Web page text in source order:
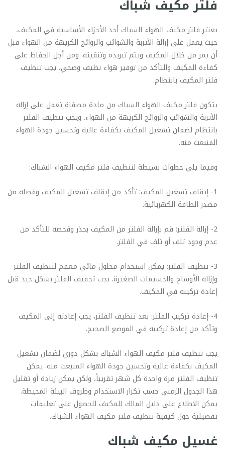
فلتر مكيف شباك
يعتبر فلتر مكيف الهواء الشباك أحد الأجزاء الأساسية في المكيف،
حيث يعمل على إزالة الأتربة والشوائب والروائح الكريهة من الهواء قبل
أن يمر من خلال المكيف ويتم تبريده وتنقيته. ومن أجل الحفاظ على
كفاءة المكيف والتأكد من توفير هواء نظيف وصحي، يجب تنظيف
فلتر المكيف بانتظام.
يتكون فلتر مكيف الهواء الشباك من مادة مصفاة تعمل على إزالة
الأتربة والشوائب والروائح الكريهة من الهواء. ويجب تنظيف الفلتر
بانتظام لضمان تشغيل المكيف بكفاءة عالية وتحسين جودة الهواء
المنبعث منه.
وفيما يلي خطوات بسيطة لتنظيف فلتر مكيف الهواء الشباك:
1- إيقاف تشغيل المكيف: تأكد من إيقاف تشغيل المكيف وفصله من
مصدر الطاقة الكهربائية.
2- إزالة الفلتر: قم بإزالة الفلتر من المكيف بحذر وفحصه للتأكد من
عدم وجود تلف أو تلف في الفلتر.
3- تنظيف الفلتر: يمكن استخدام محلول مائي معقم لتنظيف الفلتر
وإزالة الأوساخ والجسيمات الصغيرة. يجب تجفيف الفلتر بشكل جيد قبل
إعادة تركيبه في المكيف.
4- إعادة تركيب الفلتر: بعد تنظيف الفلتر، يجب إعادته إلى المكيف
وتأكد من إعادة تركيبه في الموضع الصحيح.
يجب تنظيف فلتر مكيف الهواء الشباك بشكل دوري لضمان تشغيل
المكيف بكفاءة عالية وتحسين جودة الهواء المنبعث منه. يمكن
تنظيف الفلتر مرة واحدة كل شهر تقريباً، ولكن يمكن زيادة أو تقليل
هذا الجدول الزمني حسب تكرار الاستخدام وظروف البيئة المحيطة.
يمكن الاطلاع على دليل المالك للمكيف للحصول على تعليمات
تفصيلية حول كيفية تنظيف فلتر مكيف الهواء الشباك.
غسيل مكيف شباك